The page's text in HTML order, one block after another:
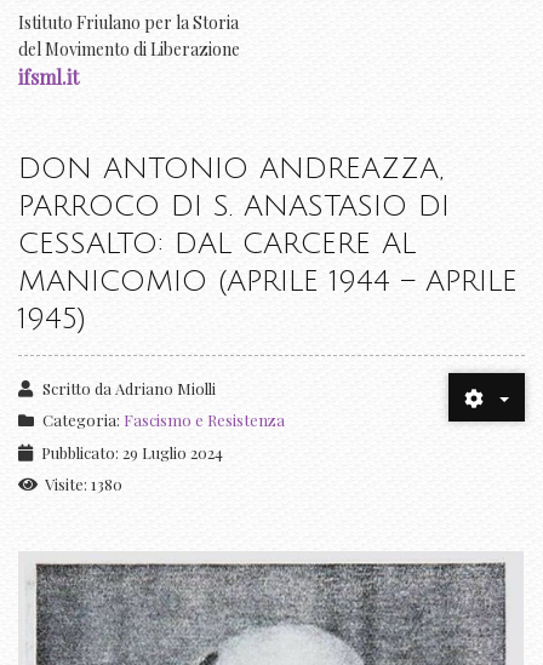
Istituto Friulano per la Storia
del Movimento di Liberazione
ifsml.it
DON ANTONIO ANDREAZZA,
PARROCO DI S. ANASTASIO DI
CESSALTO: DAL CARCERE AL
MANICOMIO (APRILE 1944 – APRILE
1945)
Scritto da Adriano Miolli
Categoria: Fascismo e Resistenza
Pubblicato: 29 Luglio 2024
Visite: 1380